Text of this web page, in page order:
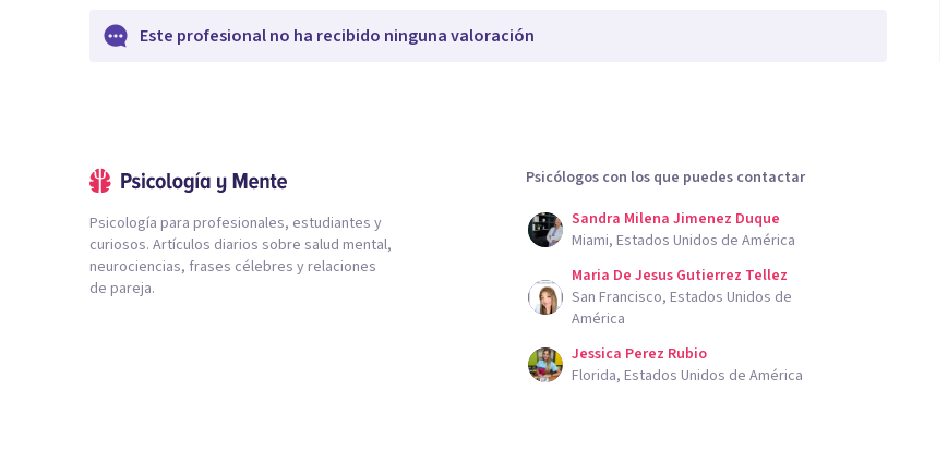
Este profesional no ha recibido ninguna valoración
Psicología para profesionales, estudiantes y
curiosos. Artículos diarios sobre salud mental,
neurociencias, frases célebres y relaciones
de pareja.
Psicólogos con los que puedes contactar
Sandra Milena Jimenez Duque
Miami, Estados Unidos de América
Maria De Jesus Gutierrez Tellez
San Francisco, Estados Unidos de
América
Jessica Perez Rubio
Florida, Estados Unidos de América